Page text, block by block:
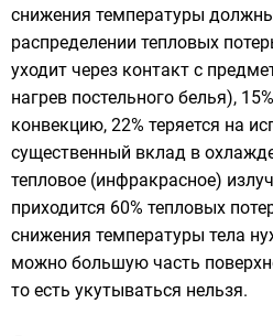
снижения температуры
распределении тепловых
уходит через контакт с
нагрев постельного белья),
конвекцию, 22% теряется на
существенный вклад в
тепловое (инфракрасное)
приходится 60% тепловых
снижения температуры тела
можно большую часть
то есть укутываться нельзя.